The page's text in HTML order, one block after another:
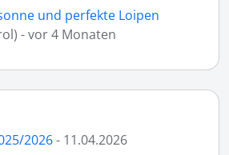
und perfekte Loipen
- vor 4 Monaten
2026- 11.04.2026